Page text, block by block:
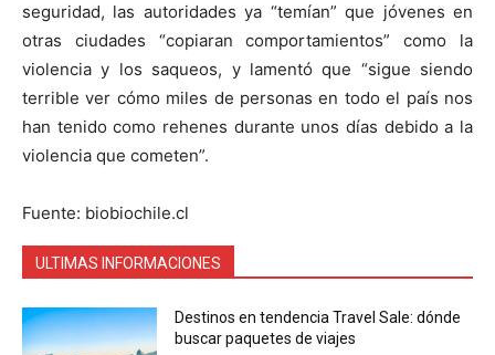
seguridad, las autoridades ya “temían” que jóvenes en
otras ciudades “copiaran comportamientos” como la
violencia y los saqueos, y lamentó que “sigue siendo
terrible ver cómo miles de personas en todo el país nos
han tenido como rehenes durante unos días debido a la
violencia que cometen”.
Fuente: biobiochile.cl
ULTIMAS INFORMACIONES
Destinos en tendencia Travel Sale: dónde
buscar paquetes de viajes